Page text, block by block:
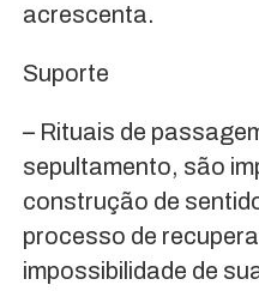
acrescenta.
Suporte
– Rituais de
sepultamento, são
construção de
processo de
impossibilidade de